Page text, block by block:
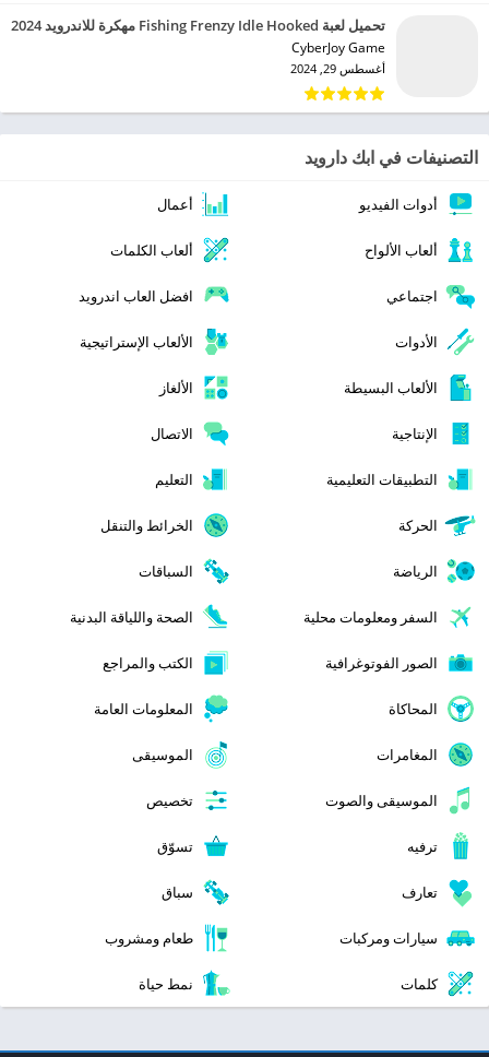
تحميل لعبة Fishing Frenzy Idle Hooked مهكرة للاندرويد 2024
CyberJoy Game‏
أغسطس 29, 2024
التصنيفات في ابك دارويد
أدوات الفيديو أعمال
ألعاب الألواح ألعاب الكلمات
اجتماعي افضل العاب اندرويد
الأدوات الألعاب الإستراتيجية
الألعاب البسيطة الألغاز
الإنتاجية الاتصال
التطبيقات التعليمية التعليم
الحركة الخرائط والتنقل
الرياضة السباقات
السفر ومعلومات محلية الصحة واللياقة البدنية
الصور الفوتوغرافية الكتب والمراجع
المحاكاة المعلومات العامة
المغامرات الموسيقى
الموسيقى والصوت تخصيص
ترفيه تسوّق
تعارف سباق
سيارات ومركبات طعام ومشروب
كلمات نمط حياة